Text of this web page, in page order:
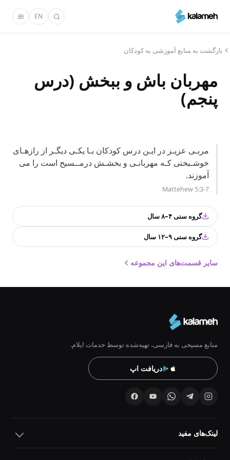
محتوای
EN
بازگشت به منابع آموزشی به کودکان
مهربان باش و ببخش (درس
پنجم)
مربـی عزیـز در ایـن درس کودکان بـا یکـی دیگـر از رازهـای
خوشـبختی کـه مهربانـی و بخشـش درمــسیح است را می
آموزند.
Mattehew 5:3-7
گروه سنی ۴–۸ سال
گروه سنی ۹–۱۲ سال
سایر قسمت‌های این مجموعه
منابع مسیحی به فارسی، تهیه‌شده توسط خدمات ایلام.
دریافت اپ
لینک‌های مفید